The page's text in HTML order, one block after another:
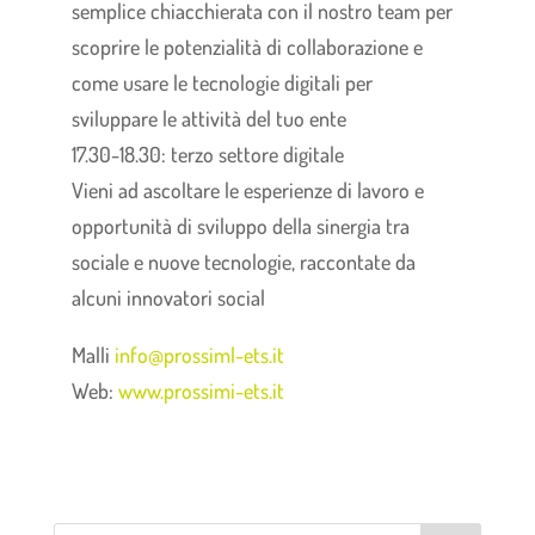
semplice chiacchierata con il nostro team per
scoprire le potenzialità di collaborazione e
come usare le tecnologie digitali per
sviluppare le attività del tuo ente
17.30-18.30: terzo settore digitale
Vieni ad ascoltare le esperienze di lavoro e
opportunità di sviluppo della sinergia tra
sociale e nuove tecnologie, raccontate da
alcuni innovatori social
Malli info@prossiml-ets.it
Web: www.prossimi-ets.it